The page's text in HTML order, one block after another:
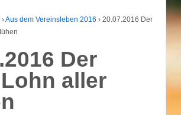
›Aus dem Vereinsleben 2016 › 20.07.2016 Der
Der
aller